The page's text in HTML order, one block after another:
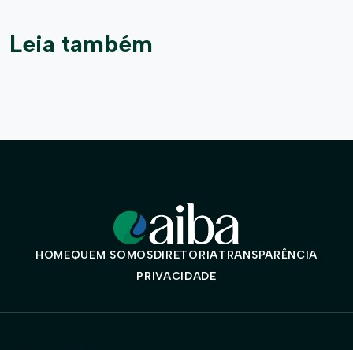
Leia também
HOMEQUEM SOMOSDIRETORIATRANSPARÊNCIA
PRIVACIDADE